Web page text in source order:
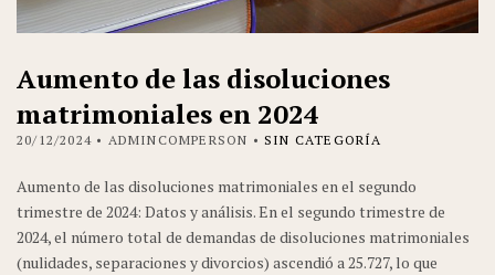
Aumento de las disoluciones
matrimoniales en 2024
20/12/2024 • ADMINCOMPERSON • SIN CATEGORÍA
Aumento de las disoluciones matrimoniales en el segundo
trimestre de 2024: Datos y análisis. En el segundo trimestre de
2024, el número total de demandas de disoluciones matrimoniales
(nulidades, separaciones y divorcios) ascendió a 25.727, lo que